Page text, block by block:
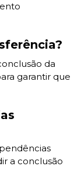
da
garantir que
a conclusão